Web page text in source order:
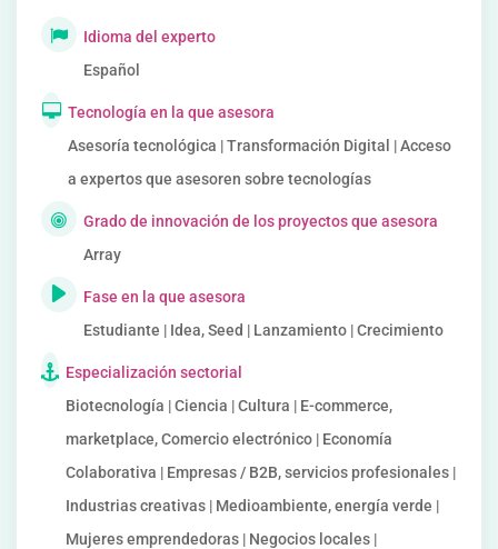
Idioma del experto
Español
Tecnología en la que asesora
Asesoría tecnológica | Transformación Digital | Acceso
a expertos que asesoren sobre tecnologías
Grado de innovación de los proyectos que asesora
Array
Fase en la que asesora
Estudiante | Idea, Seed | Lanzamiento | Crecimiento
Especialización sectorial
Biotecnología | Ciencia | Cultura | E-commerce,
marketplace, Comercio electrónico | Economía
Colaborativa | Empresas / B2B, servicios profesionales |
Industrias creativas | Medioambiente, energía verde |
Mujeres emprendedoras | Negocios locales |